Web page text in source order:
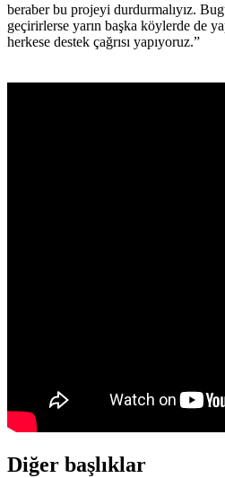
beraber bu projeyi durdurmalıyız.
geçirirlerse yarın başka köylerde de
herkese destek çağrısı yapıyoruz.”
Diğer başlıklar